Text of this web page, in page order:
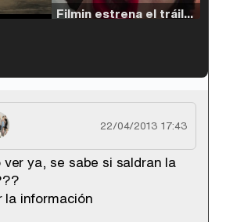
Unmute Filmin estrena el tráiler de 'Millennial Mal', su nueva comedia universitaria de la mano de Lorena Iglesias
'120 Minutos' celebra sus 2.000 programas en Telemadrid con un vídeo del día a día en la redacción
22/04/2013 17:43
ver ya, se sabe si saldran la
la información